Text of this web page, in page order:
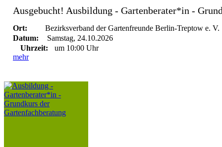
Ausgebucht! Ausbildung - Gartenberater*in -
Ort:
Bezirksverband der Gartenfreunde Berlin-Treptow e. V.
Datum:
Samstag, 24.10.2026
Uhrzeit:
um 10:00 Uhr
mehr